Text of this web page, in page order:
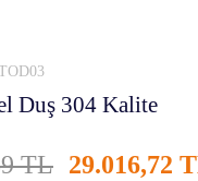
Duş 304 Kalite
TL 29.016,72